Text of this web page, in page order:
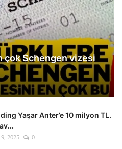
çok Schengen vizesi
Yaşar Anter’e 10 milyon TL.
2025 0